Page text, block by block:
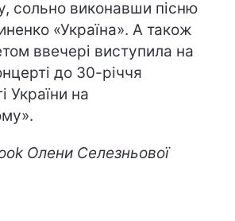
сольно виконавши пісню
«Україна». А також
ввечері виступила на
до 30-річчя
України на
Олени Селезньової